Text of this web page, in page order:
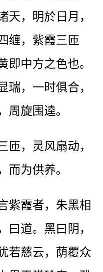
天，明於日月，
缠，紫霞三匝
即中方之色也。
瑞，一时俱合，
周旋围逵。
匝，灵风扇动，
而为供养。
紫霞者，朱黑相
曰道。黑曰阴，
若慈云，荫覆众